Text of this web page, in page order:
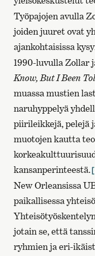
Työpajojen avulla
joiden juuret ovat
ajankohtaisissa
1990-luvulla Zollar
Know, But I Been
muassa mustien
naruhyppelyä
piirileikkejä, pelejä
muotojen kautta
kansanperinteestä.
New Orleansissa
paikallisessa
jotain se, että
ryhmien ja eri-